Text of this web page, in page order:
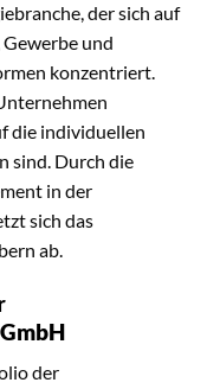
der sich auf
und
konzentriert.
die individuellen
sind. Durch die
in der
sich das
ab.
der